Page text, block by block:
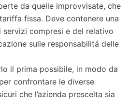
da quelle improvvisate, che
fissa. Deve contenere una
servizi compresi e del relativo
sulle responsabilitá delle
il prima possibile, in modo da
confrontare le diverse
che l’azienda prescelta sia